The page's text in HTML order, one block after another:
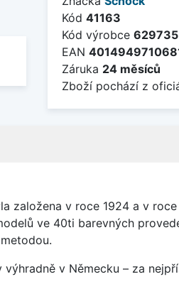
Kód 41163
Kód výrobce 629735
EAN
Záruka 24 měsíců
Zboží pochází z
založena v roce 1924 a v
ve 40ti barevných
v Německu – za